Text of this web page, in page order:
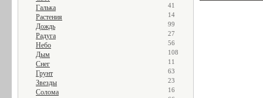
Галька 41
Растения 14
Дождь 99
Радуга 27
Небо 56
Дым 108
Снег 11
Грунт 63
Звезды 23
Солома 16